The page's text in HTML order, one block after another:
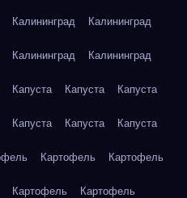
Калининград Калининград
Калининград Калининград
Капуста Капуста Капуста
Капуста Капуста Капуста
Картофель Картофель
Картофель Картофель